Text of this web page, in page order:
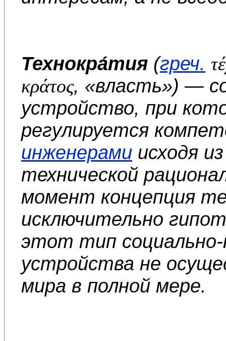
Технокра́тия (греч.
κράτος, «власть») —
устройство, при
регулируется
инженерами исходя
технической
момент концепция
исключительно
этот тип социально-
устройства не
мира в полной мере.